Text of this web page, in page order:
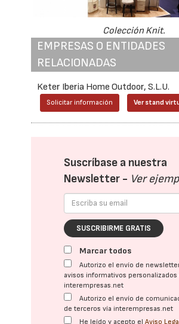
Colección Knit.
EMPRESAS O ENTIDADES
RELACIONADAS
Keter Iberia Home Outdoor, S.L.U.
Solicitar información Ver stand
Suscríbase a nuestra
Newsletter - Ver
SUSCRIBIRME GRATIS
Marcar todos
Autorizo el envío de
avisos informativos personalizados
interempresas.net
Autorizo el envío de
de terceros vía interempresas.net
He leído y acepto elAviso